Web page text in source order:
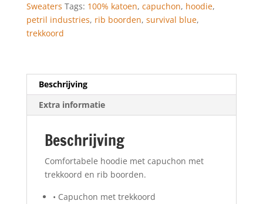
Sweaters Tags: 100% katoen, capuchon, hoodie,
petril industries, rib boorden, survival blue,
trekkoord
Beschrijving
Extra informatie
Beschrijving
Comfortabele hoodie met capuchon met
trekkoord en rib boorden.
• Capuchon met trekkoord